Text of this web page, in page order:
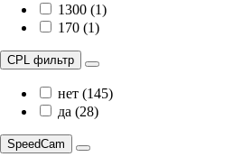
1300 (1)
170 (1)
CPL фильтр
нет (145)
да (28)
SpeedCam